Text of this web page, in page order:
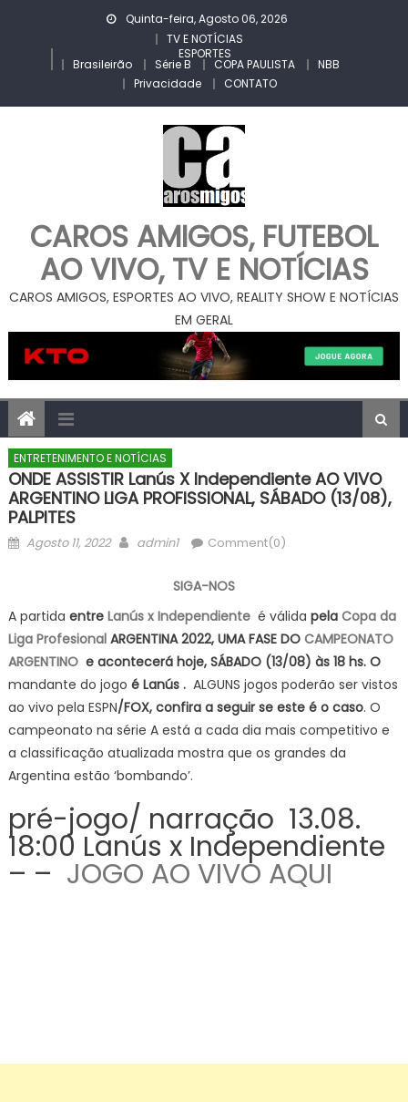
Quinta-feira, Agosto 06, 2026
TV E NOTÍCIAS
ESPORTES
Brasileirão Série B COPA PAULISTA
NBB
Privacidade
CONTATO
CAROS AMIGOS, FUTEBOL
AO VIVO, TV E NOTÍCIAS
CAROS AMIGOS, ESPORTES AO VIVO, REALITY SHOW E NOTÍCIAS
EM GERAL
ENTRETENIMENTO E NOTÍCIAS
ONDE ASSISTIR Lanús X Independiente AO VIVO
ARGENTINO LIGA PROFISSIONAL, SÁBADO (13/08),
PALPITES
Posted
Agosto 11, 2022 Author
admin1 Comment(0)
SIGA-NOS
A partida entre Lanús x Independiente é válida pela Copa da
Liga ProfesionalARGENTINA 2022, UMA FASE DO CAMPEONATO
ARGENTINOe acontecerá hoje, SÁBADO (13/08) às 18 hs. O
mandante do jogo é Lanús . ALGUNS jogos poderão ser vistos
ao vivo pela ESPN/FOX, confira a seguir se este é o caso. O
campeonato na série A está a cada dia mais competitivo e
a classificação atualizada mostra que os grandes da
Argentina estão ‘bombando’.
pré-jogo/ narração 13.08.
18:00 Lanús x Independiente
– – JOGO AO VIVO AQUI